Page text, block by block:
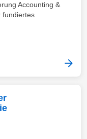
Accounting &
fundiertes